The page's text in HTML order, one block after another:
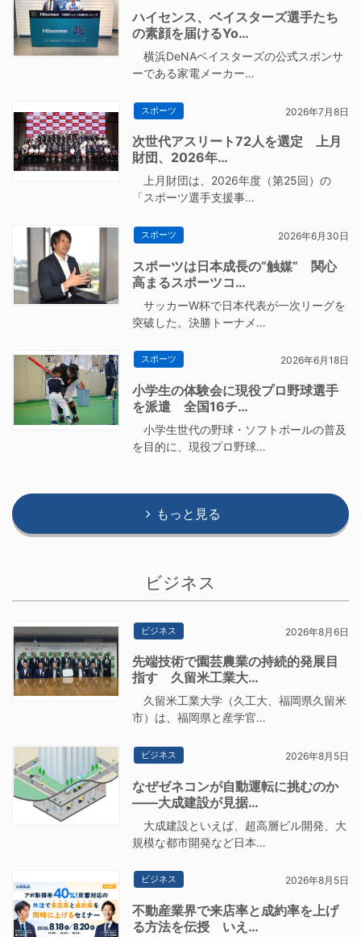
ハイセンス、ベイスターズ選手たち
の素顔を届けるYo…
横浜DeNAベイスターズの公式スポンサ
ーである家電メーカー…
スポーツ 2026年7月8日
次世代アスリート72人を選定 上月
財団、2026年…
上月財団は、2026年度（第25回）の
「スポーツ選手支援事…
スポーツ 2026年6月30日
スポーツは日本成長の“触媒” 関心
高まるスポーツコ…
サッカーW杯で日本代表が一次リーグを
突破した。決勝トーナメ…
スポーツ 2026年6月18日
小学生の体験会に現役プロ野球選手
を派遣 全国16チ…
小学生世代の野球・ソフトボールの普及
を目的に、現役プロ野球…
もっと見る
ビジネス
ビジネス 2026年8月6日
先端技術で園芸農業の持続的発展目
指す 久留米工業大…
久留米工業大学（久工大、福岡県久留米
市）は、福岡県と産学官…
ビジネス 2026年8月5日
なぜゼネコンが自動運転に挑むのか
――大成建設が見据…
大成建設といえば、超高層ビル開発、大
規模な都市開発など日本…
ビジネス 2026年8月5日
不動産業界で来店率と成約率を上げ
る方法を伝授 いえ…